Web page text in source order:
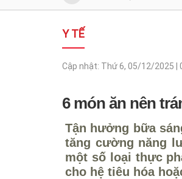
Y TẾ
Cập nhật: Thứ 6, 05/12/2025 |
6 món ăn nên
Tận hưởng bữa
tăng cường năng
một số loại thực
cho hệ tiêu hóa